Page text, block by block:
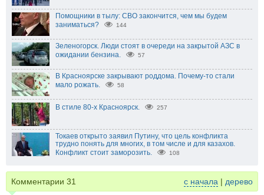
Помощники в тылу: СВО закончится, чем мы будем
заниматься?
144
Зеленогорск. Люди стоят в очереди на закрытой АЗС в
ожидании бензина.
57
В Красноярске закрывают роддома. Почему-то стали
мало рожать.
58
В стиле 80-х Красноярск. 257
Токаев открыто заявил Путину, что цель конфликта
трудно понять для многих, в том числе и для казахов.
Конфликт стоит заморозить.
108
Комментарии 31 с начала | дерево